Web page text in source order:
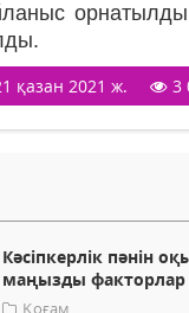
қазан 2021 ж. 3
Кәсіпкерлік пәнін
маңызды факторлар
Қоғам